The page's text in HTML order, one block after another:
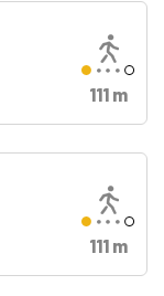
111 m
111 m